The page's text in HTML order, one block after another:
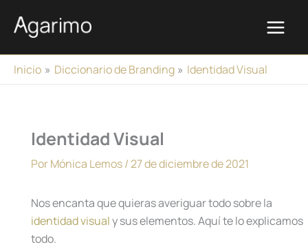
Inicio
Diccionario de Branding Identidad Visual
Identidad Visual
PorMónica Lemos/27 de diciembre de 2021
Nos encanta que quieras averiguar todo sobre la
identidad visualy sus elementos. Aquí te lo explicamos
todo.